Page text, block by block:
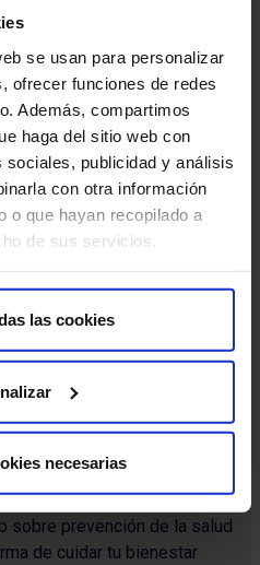
se usan para personalizar
ofrecer funciones de redes
Además, compartimos
haga del sitio web con
publicidad y análisis
con otra información
o que hayan recopilado a
de sus servicios.
las cookies
necesarias
Rocafort se consolida
en la aplicación de
avanzadas
jefe de Cirugía Cardíaca
Congénitas del Hospital
sobre prevención de la salud
de cuidar tu bienestar